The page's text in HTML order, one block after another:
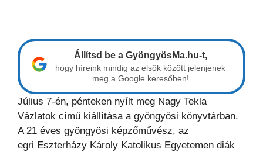
Állítsd be a GyöngyösMa.hu-t,
hogy híreink mindig az elsők között jelenjenek
meg a Google keresőben!
Július 7-én, pénteken nyílt meg Nagy Tekla
Vázlatok című kiállítása a gyöngyösi könyvtárban.
A 21 éves gyöngyösi képzőművész, az
egri Eszterházy Károly Katolikus Egyetemen diák